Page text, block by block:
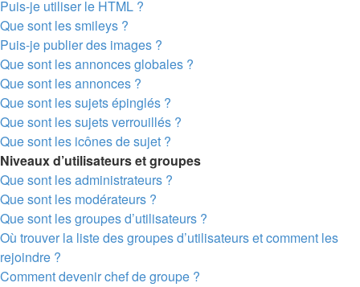
Puis-je utiliser le HTML ?
Que sont les smileys ?
Puis-je publier des images ?
Que sont les annonces globales ?
Que sont les annonces ?
Que sont les sujets épinglés ?
Que sont les sujets verrouillés ?
Que sont les icônes de sujet ?
Niveaux d’utilisateurs et groupes
Que sont les administrateurs ?
Que sont les modérateurs ?
Que sont les groupes d’utilisateurs ?
Où trouver la liste des groupes d’utilisateurs et comment les
rejoindre ?
Comment devenir chef de groupe ?